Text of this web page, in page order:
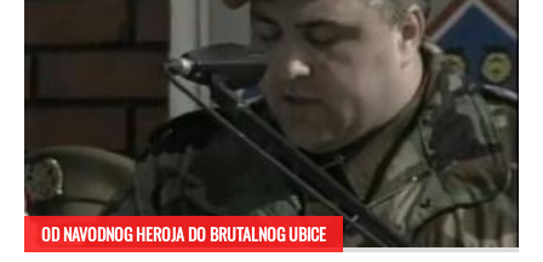
OD NAVODNOG HEROJA DO BRUTALNOG UBICE